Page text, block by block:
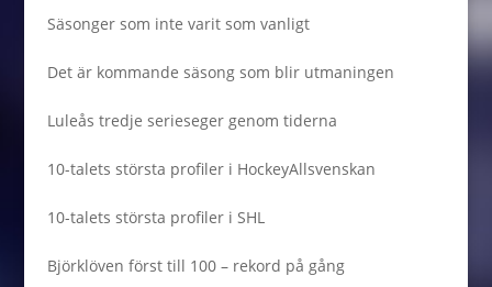
Säsonger som inte varit som vanligt
Det är kommande säsong som blir utmaningen
Luleås tredje serieseger genom tiderna
10-talets största profiler i HockeyAllsvenskan
10-talets största profiler i SHL
Björklöven först till 100 – rekord på gång